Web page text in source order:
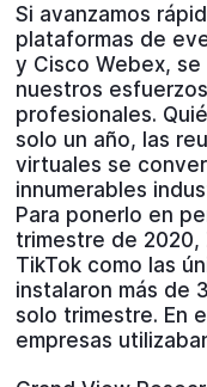
Si avanzamos
plataformas de
y Cisco Webex,
nuestros
profesionales.
solo un año, las
virtuales se
innumerables
Para ponerlo en
trimestre de 2020,
TikTok como las
instalaron más de
solo trimestre. En
empresas